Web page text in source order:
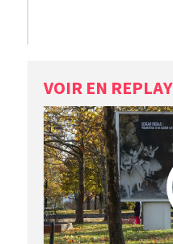
VOIR EN REPLAY